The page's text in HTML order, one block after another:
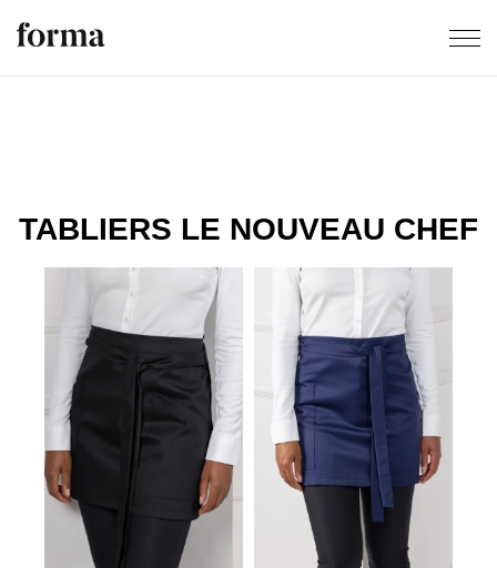
TABLIERS LE NOUVEAU CHEF